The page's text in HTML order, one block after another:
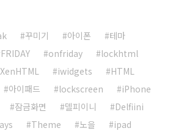
꾸미기 아이폰
테마
FRIDAY onfriday
lockhtml
XenHTML iwidgets
HTML
아이패드 lockscreen
iPhone
잠금화면 델피이니
Delfiini
Theme 노을 ipad